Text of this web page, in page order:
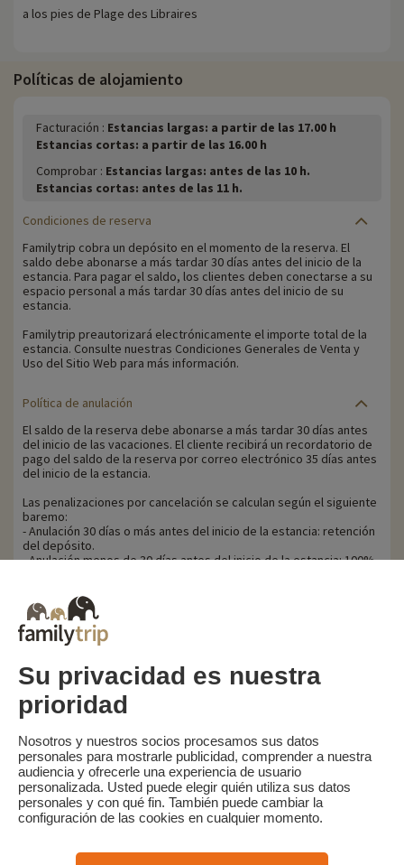
a los pies de Plage des Libraires
Políticas de alojamiento
Facturación : Estancias largas: a partir de las 17.00 h
Estancias cortas: a partir de las 16.00 h
Comprobar : Estancias largas: antes de las 10 h.
Estancias cortas: antes de las 11 h.
Condiciones de reserva
Familytrip cobra un depósito en el momento de la reserva. El
saldo debe abonarse a más tardar 30 días antes del inicio de la
estancia. Para pagar el saldo, los clientes deben conectarse a su
espacio personal a más tardar 30 días antes del inicio de su
estancia.
Familytrip preautorizará electrónicamente el importe total de la
estancia. Consulte nuestras Condiciones Generales de Venta y
Uso del Sitio Web para más información.
Política de anulación
El saldo de la reserva debe abonarse a más tardar 30 días antes
del inicio de las vacaciones. El cliente recibirá un recordatorio de
pago del saldo de la reserva por correo electrónico 35 días antes
del inicio de la estancia.
Las penalizaciones por cancelación se calculan según el siguiente
baremo:
- Anulación 30 días o más antes del inicio de la estancia: retención
del depósito.
- Anulación menos de 30 días antes del inicio de la estancia: 100%
Familytrip le recomienda contratar un seguro de anulación con su
socio AREAS Assurances. Suscribir en el momento de la reserva o
en las 24 horas siguientes a la reserva por teléfono.
Familytrip
¿Quiénes somos?
Condiciones generales y política de privacidad
Lo que la prensa dice de nosotros
Socios FAQ Blog Mapa del sitio
Pago seguro dirigido por Sooyoos
Su privacidad es nuestra
prioridad
Nosotros y nuestros socios procesamos sus datos
personales para mostrarle publicidad, comprender a nuestra
audiencia y ofrecerle una experiencia de usuario
personalizada. Usted puede elegir quién utiliza sus datos
personales y con qué fin. También puede cambiar la
configuración de las cookies en cualquier momento.